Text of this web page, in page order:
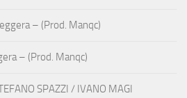
– (Prod. Manqc)
– (Prod. Manqc)
SPAZZI / IVANO MAGI